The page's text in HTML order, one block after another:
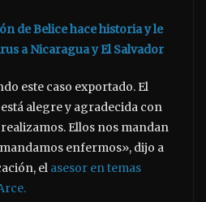
de Belice hace historia y le
a Nicaragua y El Salvador
este caso exportado. El
alegre y agradecida con
Ellos nos mandan
enfermos», dijo a
el asesor en temas